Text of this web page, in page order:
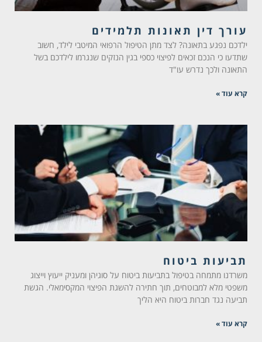
עורך דין תאונות תלמידים
ילדכם נפגע בתאונה? לצד מתן הטיפול הרפואי המיטבי לילד, חשוב
שתדעו כי הנכם זכאים לפיצוי כספי בגין הנזקים שנגרמו לילדכם בשל
התאונה ולכך נדרש עו"ד
קרא עוד »
תביעות ביטוח
משרדנו מתמחה בטיפול בתביעות ביטוח על סוגיהן ומעניק ייעוץ וייצוג
משפטי מלא למבוטחים, תוך חתירה להשגת הפיצוי המקסימאלי. הגשת
תביעה נגד חברות ביטוח היא הליך
קרא עוד »